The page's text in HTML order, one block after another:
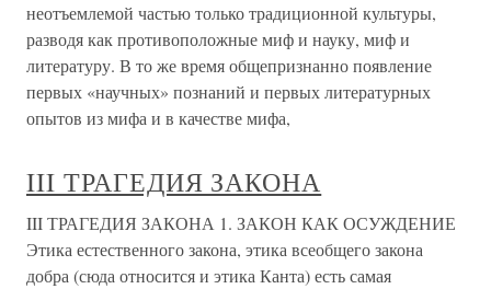
неотъемлемой частью только традиционной культуры,
разводя как противоположные миф и науку, миф и
литературу. В то же время общепризнанно появление
первых «научных» познаний и первых литературных
опытов из мифа и в качестве мифа,
III ТРАГЕДИЯ ЗАКОНА
III ТРАГЕДИЯ ЗАКОНА 1. ЗАКОН КАК ОСУЖДЕНИЕ
Этика естественного закона, этика всеобщего закона
добра (сюда относится и этика Канта) есть самая